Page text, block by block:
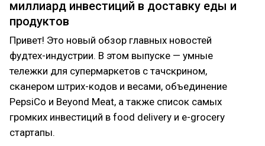
миллиард инвестиций в доставку еды и
продуктов
Привет! Это новый обзор главных новостей
фудтех-индустрии. В этом выпуске — умные
тележки для супермаркетов с тачскрином,
сканером штрих-кодов и весами, объединение
PepsiCo и Beyond Meat, а также список самых
громких инвестиций в food delivery и e-grocery
стартапы.